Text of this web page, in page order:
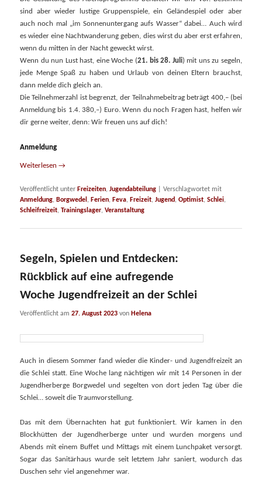
sind aber wieder lustige Gruppenspiele, ein Geländespiel oder aber
auch noch mal „im Sonnen­untergang aufs Wasser“ dabei… Auch wird
es wieder eine Nacht­wanderung geben, dies wirst du aber erst erfahren,
wenn du mitten in der Nacht geweckt wirst.
Wenn du nun Lust hast, eine Woche (21. bis 28. Juli) mit uns zu segeln,
jede Menge Spaß zu haben und Urlaub von deinen Eltern brauchst,
dann melde dich gleich an.
Die Teilnehmerzahl ist begrenzt, der Teilnahme­beitrag beträgt 400,– (bei
Anmeldung bis 1.4. 380,–) Euro. Wenn du noch Fragen hast, helfen wir
dir gerne weiter, denn: Wir freuen uns auf dich!
Anmeldung
Weiterlesen→
Veröffentlicht unter Freizeiten,Jugendabteilung |Verschlagwortet mit
Anmeldung, Borgwedel , Ferien, Feva, Freizeit,Jugend,Optimist,Schlei,
Schleifreizeit,Trainingslager,Veranstaltung
Segeln, Spielen und Entdecken:
Rückblick auf eine aufregende
Woche Jugendfreizeit an der Schlei
Veröffentlicht am27. August 2023 von Helena
Auch in diesem Sommer fand wieder die Kinder- und Jugendfreizeit an
die Schlei statt. Eine Woche lang nächtigen wir mit 14 Personen in der
Jugendherberge Borgwedel und segelten von dort jeden Tag über die
Schlei… soweit die Traumvorstellung.
Das mit dem Übernachten hat gut funktioniert. Wir kamen in den
Blockhütten der Jugendherberge unter und wurden morgens und
Abends mit einem Buffet und Mittags mit einem Lunchpaket versorgt.
Sogar das Sanitärhaus wurde seit letztem Jahr saniert, wodurch das
Duschen sehr viel angenehmer war.